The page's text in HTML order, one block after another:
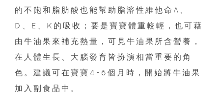
的不飽和脂肪酸也能幫助脂溶性維他命A、
D、E、K的吸收；要是寶寶體重較輕，也可藉
由牛油果來補充熱量，可見牛油果所含營養，
在人體生長、大腦發育皆扮演相當重要的角
色。建議可在寶寶4-6個月時，開始將牛油果
加入副食品中。